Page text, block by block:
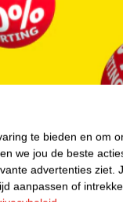
te bieden en om
we jou de beste
advertenties ziet.
aanpassen of